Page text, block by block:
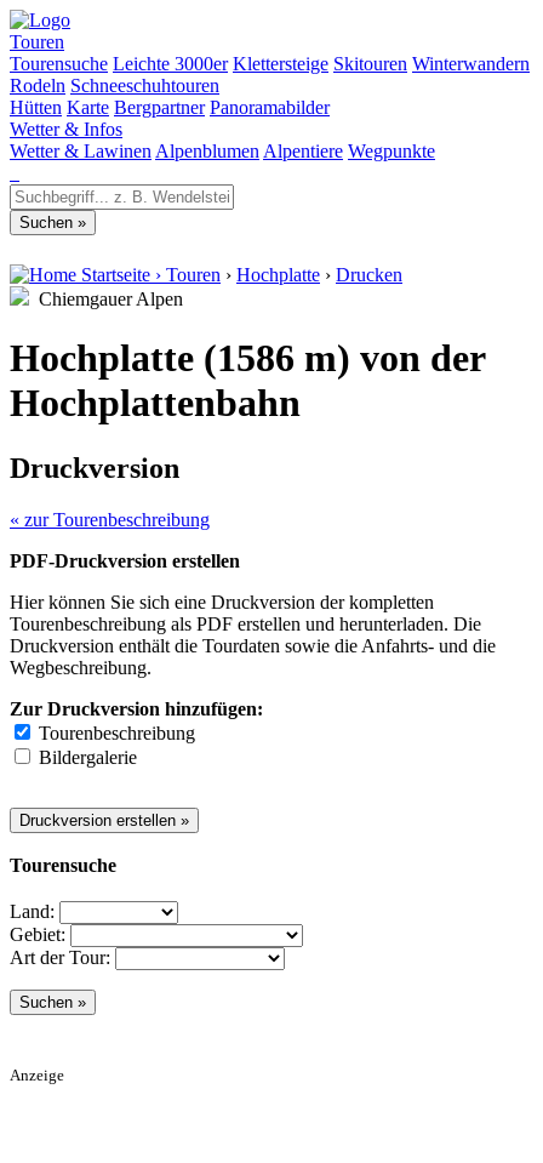
Touren
Tourensuche Leichte 3000er Klettersteige Skitouren Winterwandern
Rodeln Schneeschuhtouren
Hütten Karte Bergpartner Panoramabilder
Wetter & Infos
Wetter & Lawinen Alpenblumen Alpentiere Wegpunkte
Startseite › Touren › Hochplatte › Drucken
Chiemgauer Alpen
Hochplatte (1586 m) von der
Hochplattenbahn
Druckversion
« zur Tourenbeschreibung
PDF-Druckversion erstellen
Hier können Sie sich eine Druckversion der kompletten
Tourenbeschreibung als PDF erstellen und herunterladen. Die
Druckversion enthält die Tourdaten sowie die Anfahrts- und die
Wegbeschreibung.
Zur Druckversion hinzufügen:
Tourenbeschreibung
Bildergalerie
Tourensuche
Land:
Gebiet:
Art der Tour:
Anzeige